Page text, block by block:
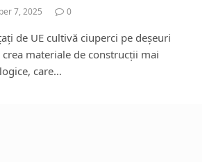
7, 2025 0
de UE cultivă ciuperci pe deșeuri
materiale de construcții mai
care…